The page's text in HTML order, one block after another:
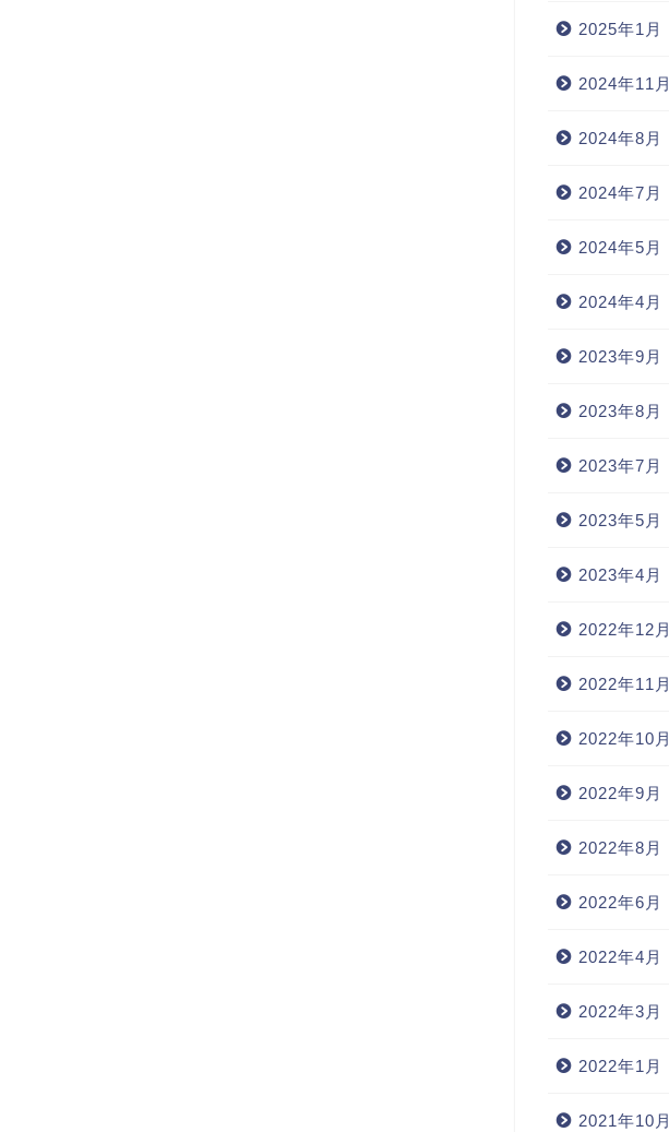
2025年1月
2024年11月
2024年8月
2024年7月
2024年5月
2024年4月
2023年9月
2023年8月
2023年7月
2023年5月
2023年4月
2022年12月
2022年11月
2022年10月
2022年9月
2022年8月
2022年6月
2022年4月
2022年3月
2022年1月
2021年10月